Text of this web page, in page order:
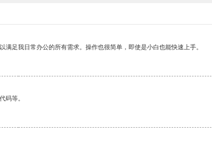
足我日常办公的所有需求。操作也很简单，即使是小白也能快速上手。
码等。